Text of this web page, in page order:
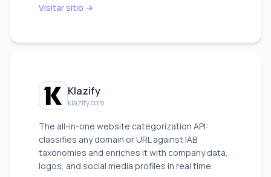
Visitar sitio →
Klazify
klazify.com
The all-in-one website categorization API:
classifies any domain or URL against IAB
taxonomies and enriches it with company data,
logos, and social media profiles in real time.